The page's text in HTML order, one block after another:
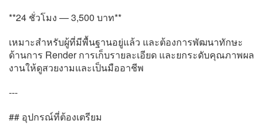
**24 ชั่วโมง — 3,500 บาท**
เหมาะสำหรับผู้ที่มีพื้นฐานอยู่แล้ว และต้องการพัฒนาทักษะ
ด้านการ Render การเก็บรายละเอียด และยกระดับคุณภาพผล
งานให้ดูสวยงามและเป็นมืออาชีพ
---
## อุปกรณ์ที่ต้องเตรียม